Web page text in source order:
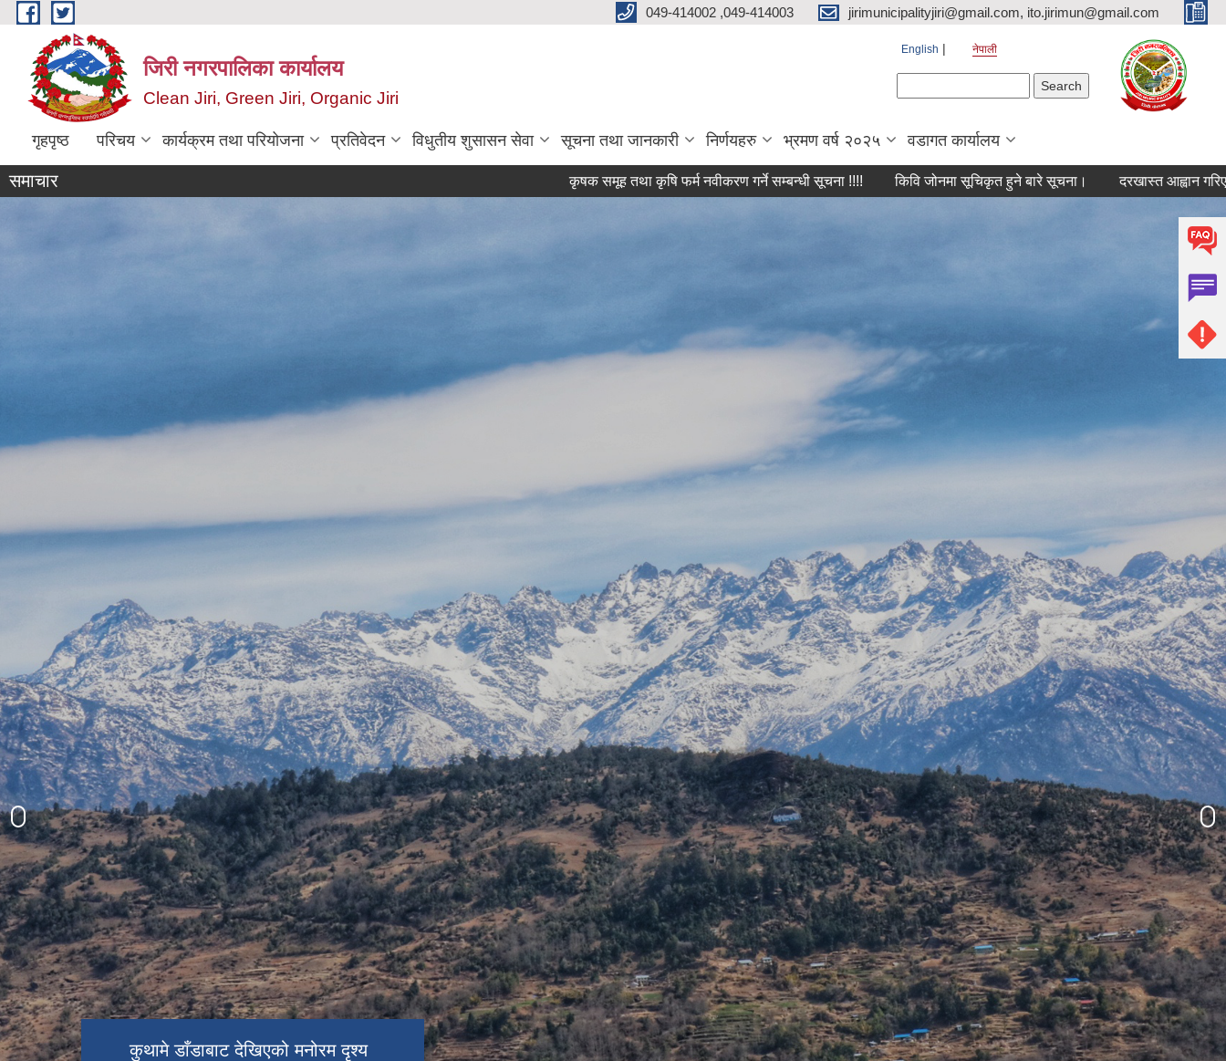
Skip to main content 049-414002 ,049-414003 jirimunicipalityjiri@gmail.com, ito.jirimun@gmail.com
जिरी नगरपालिका कार्यालय
Clean Jiri, Green Jiri, Organic Jiri
English नेपाली
गृहपृष्ठ परिचय कार्यक्रम तथा परियोजना प्रतिवेदन विधुतीय शुसासन सेवा सूचना तथा जानकारी निर्णयहरु भ्रमण वर्ष २०२५ वडागत कार्यालय
समाचार कृषक समूह तथा कृषि फर्म नवीकरण गर्ने सम्बन्धी सूचना !!!! किवि जोनमा सूचिकृत हुने बारे सूचना। दरखास्त आह्वान गरिएको बारे ।
लिंकन बजारको मनमोहन दृश्य
बुद्धपार्कको दृश्य
कुथामे डाँडाबाट देखिएको मनोरम दृश्य
बुलडाँडाबाट देखिएको दृश्य
जट्टापोखरी मनमोहन दृश्य